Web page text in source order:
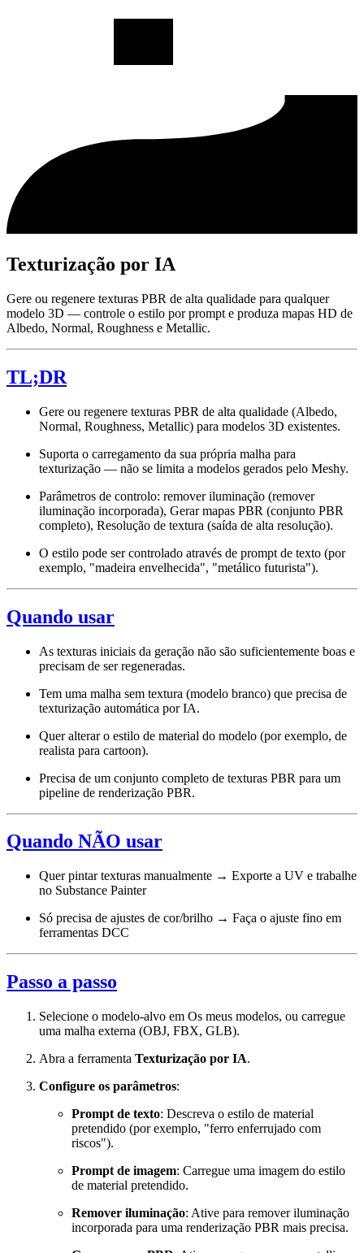
Texturização por IA
Gere ou regenere texturas PBR de alta qualidade para qualquer
modelo 3D — controle o estilo por prompt e produza mapas HD de
Albedo, Normal, Roughness e Metallic.
TL;DR
Gere ou regenere texturas PBR de alta qualidade (Albedo,
Normal, Roughness, Metallic) para modelos 3D existentes.
Suporta o carregamento da sua própria malha para
texturização — não se limita a modelos gerados pelo Meshy.
Parâmetros de controlo: remover iluminação (remover
iluminação incorporada), Gerar mapas PBR (conjunto PBR
completo), Resolução de textura (saída de alta resolução).
O estilo pode ser controlado através de prompt de texto (por
exemplo, "madeira envelhecida", "metálico futurista").
Quando usar
As texturas iniciais da geração não são suficientemente boas e
precisam de ser regeneradas.
Tem uma malha sem textura (modelo branco) que precisa de
texturização automática por IA.
Quer alterar o estilo de material do modelo (por exemplo, de
realista para cartoon).
Precisa de um conjunto completo de texturas PBR para um
pipeline de renderização PBR.
Quando NÃO usar
Quer pintar texturas manualmente → Exporte a UV e trabalhe
no Substance Painter
Só precisa de ajustes de cor/brilho → Faça o ajuste fino em
ferramentas DCC
Passo a passo
Selecione o modelo-alvo em Os meus modelos, ou carregue
uma malha externa (OBJ, FBX, GLB).
Abra a ferramenta Texturização por IA.
Configure os parâmetros:
Prompt de texto: Descreva o estilo de material
pretendido (por exemplo, "ferro enferrujado com
riscos").
Prompt de imagem: Carregue uma imagem do estilo
de material pretendido.
Remover iluminação: Ative para remover iluminação
incorporada para uma renderização PBR mais precisa.